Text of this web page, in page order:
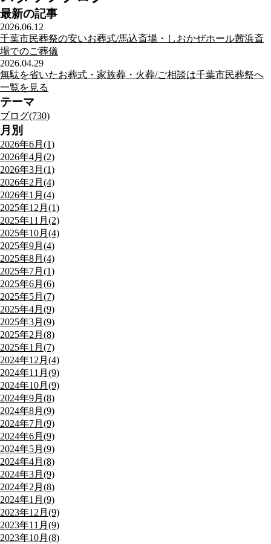
最新の記事
2026.06.12
千葉市民葬祭の安いお葬式/馬込斎場・しおかぜホール茜浜斎
場でのご葬儀
2026.04.29
無駄を省いたお葬式・家族葬・火葬/ご相談は千葉市民葬祭へ
一覧を見る
テーマ
ブログ(730)
月別
2026年6月(1)
2026年4月(2)
2026年3月(1)
2026年2月(4)
2026年1月(4)
2025年12月(1)
2025年11月(2)
2025年10月(4)
2025年9月(4)
2025年8月(4)
2025年7月(1)
2025年6月(6)
2025年5月(7)
2025年4月(9)
2025年3月(9)
2025年2月(8)
2025年1月(7)
2024年12月(4)
2024年11月(9)
2024年10月(9)
2024年9月(8)
2024年8月(9)
2024年7月(9)
2024年6月(9)
2024年5月(9)
2024年4月(8)
2024年3月(9)
2024年2月(8)
2024年1月(9)
2023年12月(9)
2023年11月(9)
2023年10月(8)